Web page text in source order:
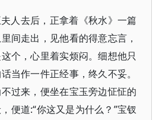
人去后，正拿着《秋水》一篇
间走出，见他看的得意忘言，
个，心里着实烦闷。细想他只
当作一件正经事，终久不妥。
过来，便坐在宝玉旁边怔怔的
便道:“你这又是为什么？”宝钗